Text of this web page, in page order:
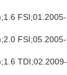
FSI;01.2005-
FSI;05.2005-
TDI;02.2009-